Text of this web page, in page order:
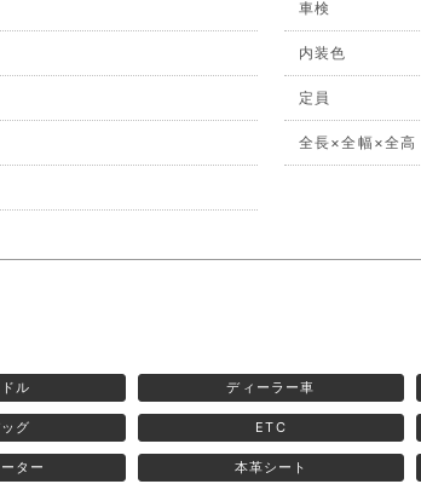
車検
内装色
定員
全長×全幅×全高
ル ディーラー車
グ ETC
ター 本革シート